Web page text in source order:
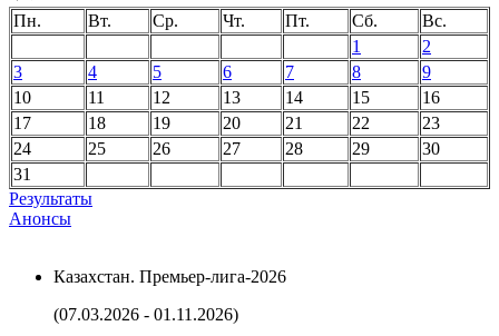
Пн. Вт. Ср. Чт. Пт. Сб.
Вс.
1
2
3
4 5 6 7 8
9
10
11 12 13 14 15
16
17
18 19 20 21 22
23
24
25 26 27 28 29
30
31
Результаты
Анонсы
Казахстан. Премьер-лига-2026
(07.03.2026 - 01.11.2026)